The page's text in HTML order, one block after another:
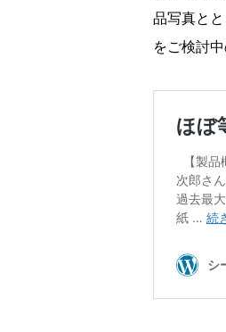
品写真と
をご検討